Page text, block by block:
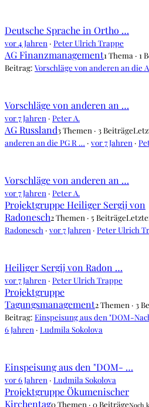
Deutsche Sprache in Ortho …
vor 4 Jahren · Peter Ulrich Trappe
AG Finanzmanagement1 Thema · 1
Beitrag: Vorschläge von anderen an die
Vorschläge von anderen an …
vor 7 Jahren · Peter A.
AG Russland3 Themen · 3 Beiträge
anderen an die PG R … · vor 7 Jahren ·
Vorschläge von anderen an …
vor 7 Jahren · Peter A.
Projektgruppe Heiliger Sergij von
Radonesch2 Themen · 5 Beiträge
Radonesch · vor 7 Jahren · Peter Ulrich
Heiliger Sergij von Radon …
vor 7 Jahren · Peter Ulrich Trappe
Projektgruppe
Tagungsmanagement2 Themen · 3
Beitrag: Einspeisung aus den "DOM-
6 Jahren · Ludmila Sokolova
Einspeisung aus den "DOM- …
vor 6 Jahren · Ludmila Sokolova
Projektgruppe Ökumenischer
Kirchentag0 Themen · 0 BeiträgeNoch